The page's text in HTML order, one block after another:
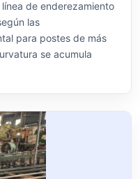
de enderezamiento
las
para postes de más
se acumula